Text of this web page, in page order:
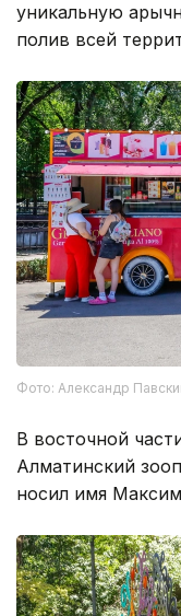
уникальную
полив всей
Фото: Александр
В восточной
Алматинский
носил имя